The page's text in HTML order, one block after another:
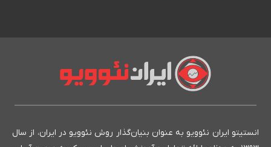
انستیتو ایران نئوویو به عنوان بنیان‌گذار روش نئوویو در ایران، از سال